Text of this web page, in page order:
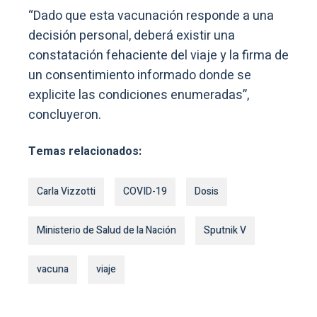
“Dado que esta vacunación responde a una
decisión personal, deberá existir una
constatación fehaciente del viaje y la firma de
un consentimiento informado donde se
explicite las condiciones enumeradas”,
concluyeron.
Temas relacionados:
Carla Vizzotti COVID-19 Dosis
Ministerio de Salud de la Nación Sputnik V
vacuna viaje